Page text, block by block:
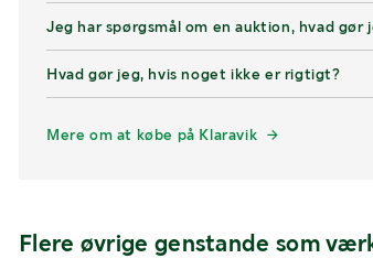
Jeg har spørgsmål om en auktion, hvad gør
Hvad gør jeg, hvis noget ikke er rigtigt?
Mere om at købe på Klaravik
Flere øvrige genstande som